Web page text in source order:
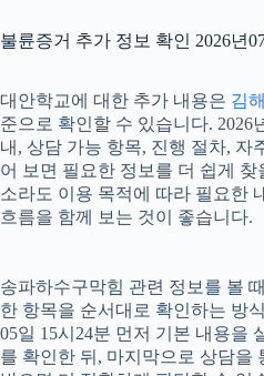
불륜증거 추가 정보 확인 2026년
대안학교에 대한 추가 내용은 김
준으로 확인할 수 있습니다. 2026
내, 상담 가능 항목, 진행 절차, 자
어 보면 필요한 정보를 더 쉽게
소라도 이용 목적에 따라 필요한
흐름을 함께 보는 것이 좋습니다.
송파하수구막힘 관련 정보를 볼
한 항목을 순서대로 확인하는 방
05일 15시24분 먼저 기본 내용을
를 확인한 뒤, 마지막으로 상담을